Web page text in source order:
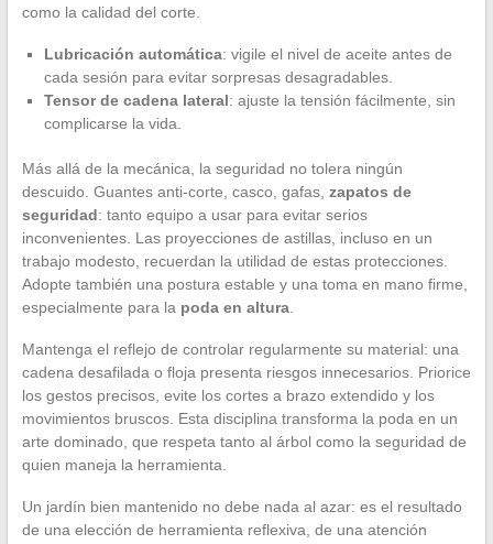
como la calidad del corte.
Lubricación automática: vigile el nivel de aceite antes de
cada sesión para evitar sorpresas desagradables.
Tensor de cadena lateral: ajuste la tensión fácilmente, sin
complicarse la vida.
Más allá de la mecánica, la seguridad no tolera ningún
descuido. Guantes anti-corte, casco, gafas, zapatos de
seguridad: tanto equipo a usar para evitar serios
inconvenientes. Las proyecciones de astillas, incluso en un
trabajo modesto, recuerdan la utilidad de estas protecciones.
Adopte también una postura estable y una toma en mano firme,
especialmente para la poda en altura.
Mantenga el reflejo de controlar regularmente su material: una
cadena desafilada o floja presenta riesgos innecesarios. Priorice
los gestos precisos, evite los cortes a brazo extendido y los
movimientos bruscos. Esta disciplina transforma la poda en un
arte dominado, que respeta tanto al árbol como la seguridad de
quien maneja la herramienta.
Un jardín bien mantenido no debe nada al azar: es el resultado
de una elección de herramienta reflexiva, de una atención